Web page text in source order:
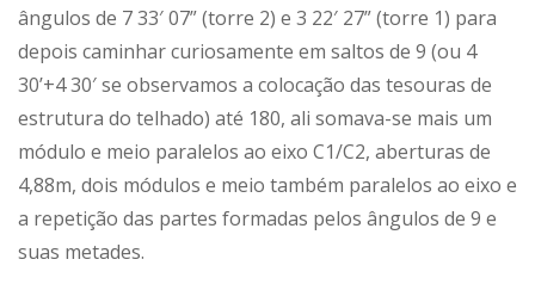
ângulos de 7 33′ 07” (torre 2) e 3 22′ 27” (torre 1) para
depois caminhar curiosamente em saltos de 9 (ou 4
30’+4 30′ se observamos a colocação das tesouras de
estrutura do telhado) até 180, ali somava-se mais um
módulo e meio paralelos ao eixo C1/C2, aberturas de
4,88m, dois módulos e meio também paralelos ao eixo e
a repetição das partes formadas pelos ângulos de 9 e
suas metades.